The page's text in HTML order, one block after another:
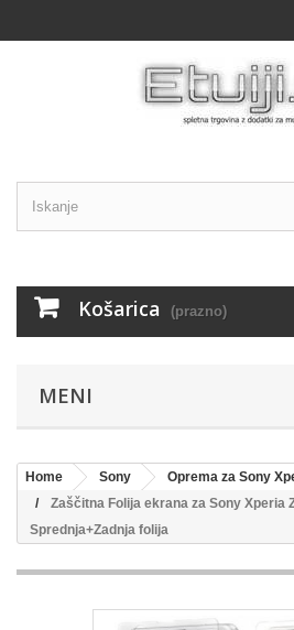
Košarica (prazno)
MENI
Home Sony
Oprema za Sony
Zaščitna Folija ekrana za Sony Xperia
Sprednja+Zadnja folija